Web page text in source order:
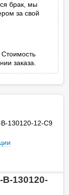
брак, мы
за свой
заказа.
130120-12-C9
B-130120-